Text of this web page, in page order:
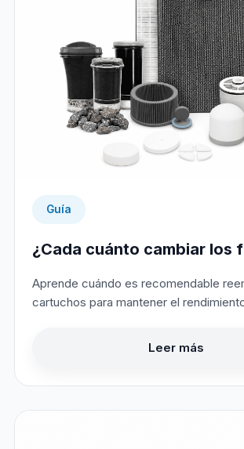
Guía
¿Cada cuánto cambiar los
Aprende cuándo es recomendable
cartuchos para mantener el
Leer más